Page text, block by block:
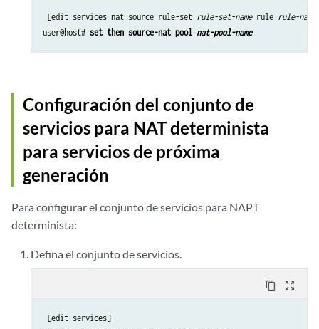
[edit services nat source rule-set rule-set-name rule rule-name
user@host# set then source-nat pool nat-pool-name
Configuración del conjunto de
servicios para NAT determinista
para servicios de próxima
generación
Para configurar el conjunto de servicios para NAPT
determinista:
Defina el conjunto de servicios.
content_copy zoom_out_map
[edit services]